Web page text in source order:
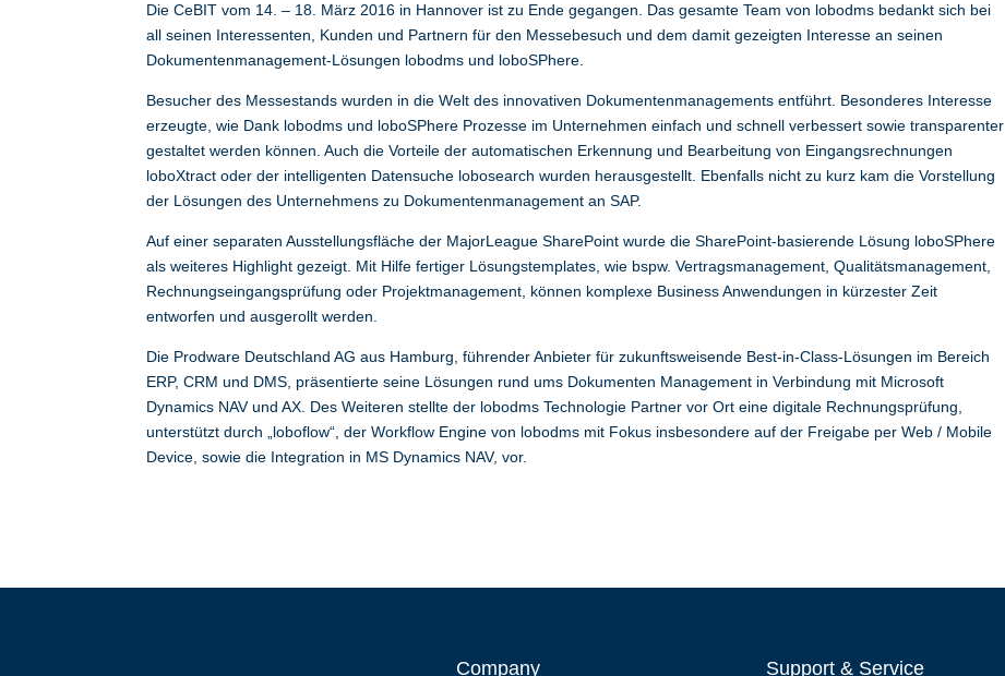
Die CeBIT vom 14. – 18. März 2016 in Hannover ist zu Ende gegangen. Das gesamte Team von lobodms bedankt sich bei
all seinen Interessenten, Kunden und Partnern für den Messebesuch und dem damit gezeigten Interesse an seinen
Dokumentenmanagement-Lösungen lobodms und loboSPhere.
Besucher des Messestands wurden in die Welt des innovativen Dokumentenmanagements entführt. Besonderes Interesse
erzeugte, wie Dank lobodms und loboSPhere Prozesse im Unternehmen einfach und schnell verbessert sowie transparenter
gestaltet werden können. Auch die Vorteile der automatischen Erkennung und Bearbeitung von Eingangsrechnungen
loboXtract oder der intelligenten Datensuche lobosearch wurden herausgestellt. Ebenfalls nicht zu kurz kam die Vorstellung
der Lösungen des Unternehmens zu Dokumentenmanagement an SAP.
Auf einer separaten Ausstellungsfläche der MajorLeague SharePoint wurde die SharePoint-basierende Lösung loboSPhere
als weiteres Highlight gezeigt. Mit Hilfe fertiger Lösungstemplates, wie bspw. Vertragsmanagement, Qualitätsmanagement,
Rechnungseingangsprüfung oder Projektmanagement, können komplexe Business Anwendungen in kürzester Zeit
entworfen und ausgerollt werden.
Die Prodware Deutschland AG aus Hamburg, führender Anbieter für zukunftsweisende Best-in-Class-Lösungen im Bereich
ERP, CRM und DMS, präsentierte seine Lösungen rund ums Dokumenten Management in Verbindung mit Microsoft
Dynamics NAV und AX. Des Weiteren stellte der lobodms Technologie Partner vor Ort eine digitale Rechnungsprüfung,
unterstützt durch „loboflow“, der Workflow Engine von lobodms mit Fokus insbesondere auf der Freigabe per Web / Mobile
Device, sowie die Integration in MS Dynamics NAV, vor.
Company Support & Service